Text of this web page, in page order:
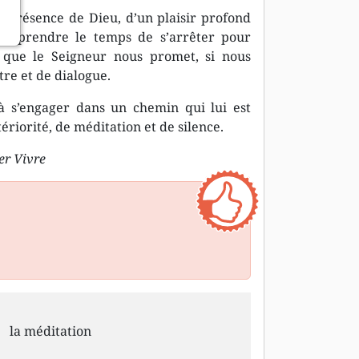
présence de Dieu, d’un plaisir profond
à prendre le temps de s’arrêter pour
le Seigneur nous promet, si nous
et de dialogue.
dans un chemin qui lui est
de méditation et de silence.
Vivre
la méditation